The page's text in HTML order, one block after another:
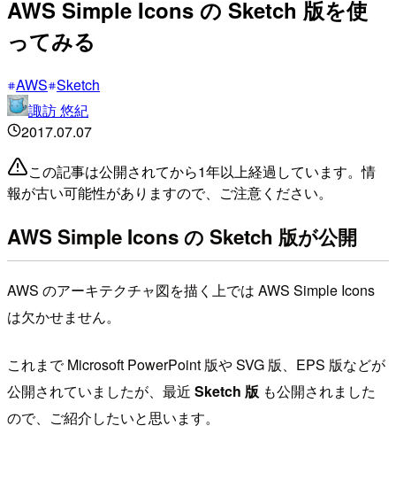
AWS Simple Icons の Sketch 版を使
ってみる
AWS Sketch
諏訪 悠紀
2017.07.07
この記事は公開されてから1年以上経過しています。情
報が古い可能性がありますので、ご注意ください。
AWS Simple Icons の Sketch 版が公開
AWS のアーキテクチャ図を描く上では AWS Simple Icons
は欠かせません。
これまで Microsoft PowerPoint 版や SVG 版、EPS 版などが
公開されていましたが、最近 Sketch 版 も公開されました
ので、ご紹介したいと思います。